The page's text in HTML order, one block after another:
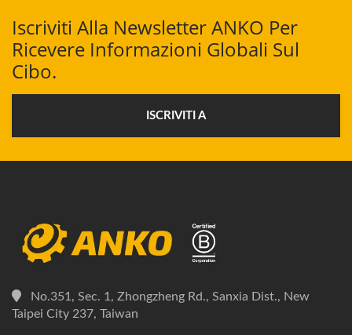
Iscriviti Alla Newsletter ANKO Per
Ricevere Informazioni Globali Sul
Cibo.
ISCRIVITI A
No.351, Sec. 1, Zhongzheng Rd., Sanxia Dist., New
Taipei City 237, Taiwan